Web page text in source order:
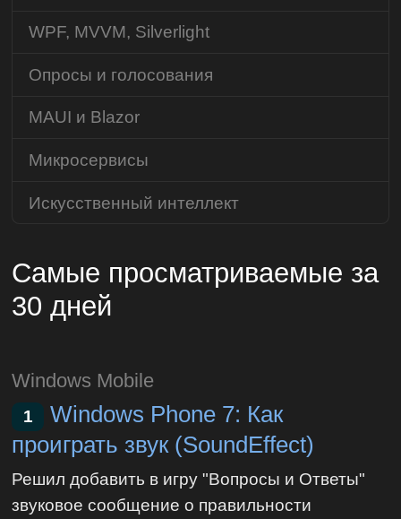
Самые просматриваемые за
30 дней
Windows Mobile
1
Windows Phone 7: Как
проиграть звук (SoundEffect)
Решил добавить в игру "Вопросы и Ответы"
звуковое сообщение о правильности
WPF, MVVM, Silverlight
Опросы и голосования
MAUI и Blazor
Микросервисы
Искусственный интеллект